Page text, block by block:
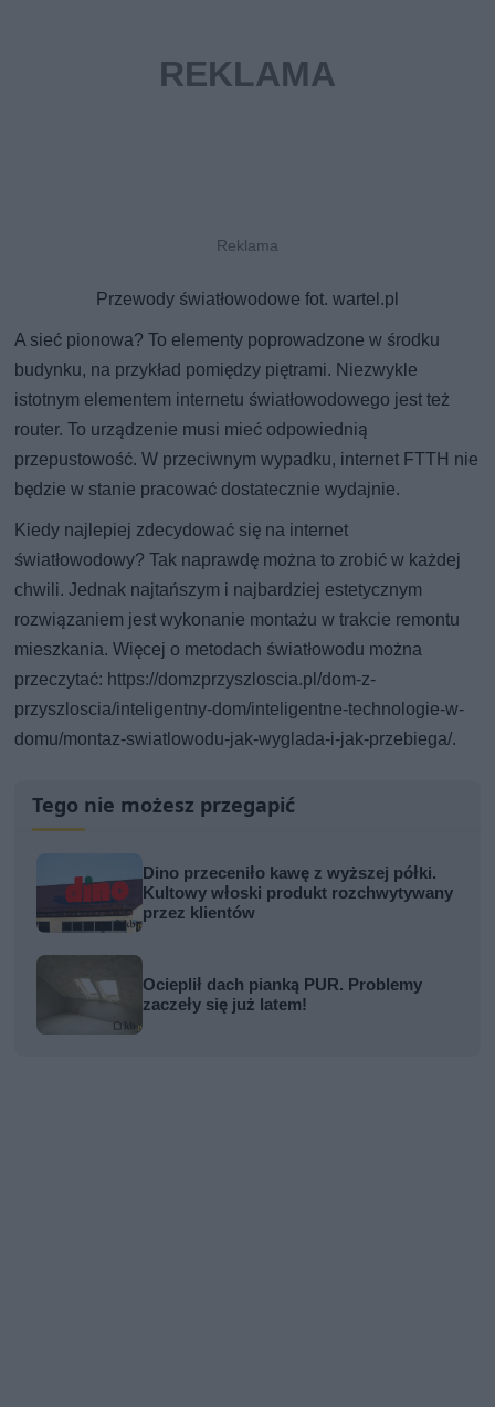
Przewody światłowodowe fot. wartel.pl
A sieć pionowa? To elementy poprowadzone w środku
budynku, na przykład pomiędzy piętrami. Niezwykle
istotnym elementem internetu światłowodowego jest też
router. To urządzenie musi mieć odpowiednią
przepustowość. W przeciwnym wypadku, internet FTTH nie
będzie w stanie pracować dostatecznie wydajnie.
Kiedy najlepiej zdecydować się na internet
światłowodowy? Tak naprawdę można to zrobić w każdej
chwili. Jednak najtańszym i najbardziej estetycznym
rozwiązaniem jest wykonanie montażu w trakcie remontu
mieszkania. Więcej o metodach światłowodu można
przeczytać: https://domzprzyszloscia.pl/dom-z-
przyszloscia/inteligentny-dom/inteligentne-technologie-w-
domu/montaz-swiatlowodu-jak-wyglada-i-jak-przebiega/.
Tego nie możesz przegapić
Dino przeceniło kawę z wyższej półki.
Kultowy włoski produkt rozchwytywany
przez klientów
Ocieplił dach pianką PUR. Problemy
zaczeły się już latem!